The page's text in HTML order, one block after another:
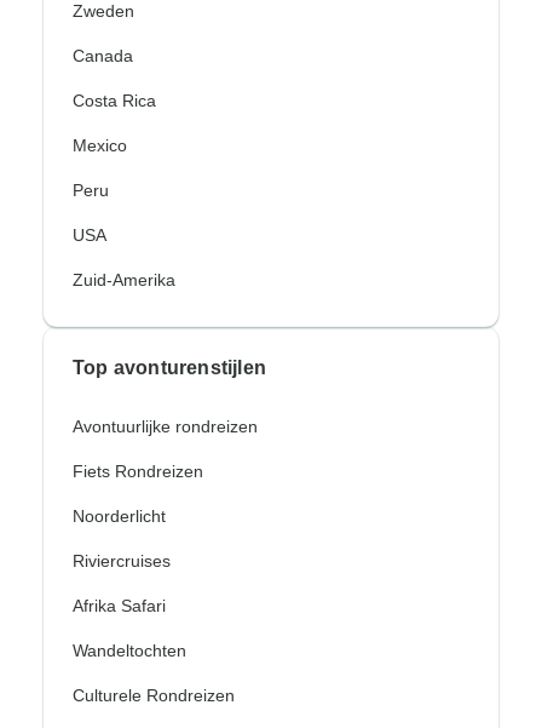
Zweden
Canada
Costa Rica
Mexico
Peru
USA
Zuid-Amerika
Top avonturenstijlen
Avontuurlijke rondreizen
Fiets Rondreizen
Noorderlicht
Riviercruises
Afrika Safari
Wandeltochten
Culturele Rondreizen